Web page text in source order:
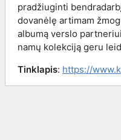
pradžiuginti
dovanėlę artimam
albumą verslo
namų kolekciją geru
Tinklapis: https://